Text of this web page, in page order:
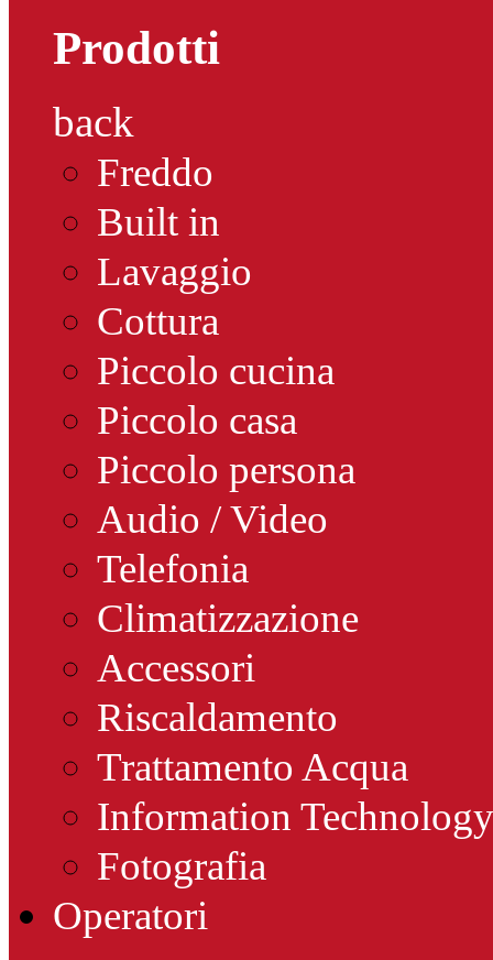
Prodotti
back
Freddo
Built in
Lavaggio
Cottura
Piccolo cucina
Piccolo casa
Piccolo persona
Audio / Video
Telefonia
Climatizzazione
Accessori
Riscaldamento
Trattamento Acqua
Information Technology
Fotografia
Operatori